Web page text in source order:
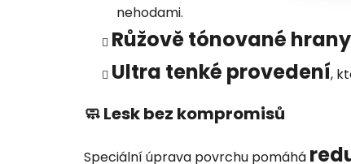
nehodami.
Růžově tónované hrany
Ultra tenké provedení,
🧼 Lesk bez kompromisů
Speciální úprava povrchu pomáhá